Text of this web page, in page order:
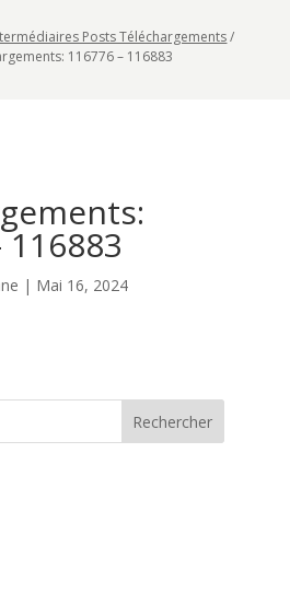
Posts Téléchargements/
116776 – 116883
116883
| Mai 16, 2024
Rechercher